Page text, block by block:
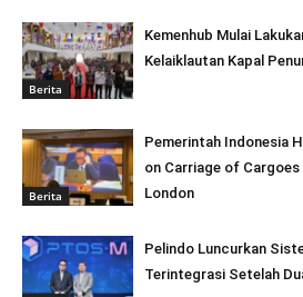
Berita
Kemenhub Mulai
Kelaiklautan Kapal
Berita
Pemerintah Indonesia
on Carriage of
London
Pelindo Luncurkan
Terintegrasi Setelah